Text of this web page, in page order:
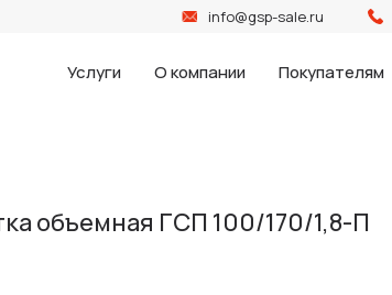
info@gsp-sale.ru
Услуги О компании Покупателям
объемная ГСП 100/170/1,8-П